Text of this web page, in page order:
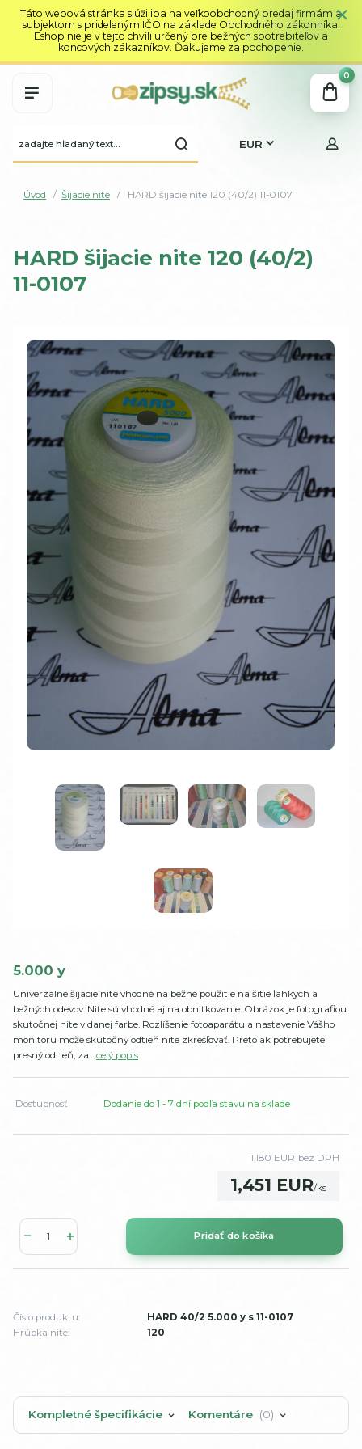
Táto webová stránka slúži iba na veľkoobchodný predaj firmám a
subjektom s prideleným IČO na základe Obchodného zákonníka.
Eshop nie je v tejto chvíli určený pre bežných spotrebiteľov a
koncových zákazníkov. Ďakujeme za pochopenie.
EUR
0
Úvod Šijacie nite HARD šijacie nite 120 (40/2) 11-0107
HARD šijacie nite 120 (40/2)
11-0107
5.000 y
Univerzálne šijacie nite vhodné na bežné použitie na šitie ľahkých a
bežných odevov. Nite sú vhodné aj na obnitkovanie. Obrázok je fotografiou
skutočnej nite v danej farbe. Rozlíšenie fotoaparátu a nastavenie Vášho
monitoru môže skutočný odtieň nite zkresľovať. Preto ak potrebujete
presný odtieň, za... celý popis
Dostupnosť Dodanie do 1 - 7 dní podľa stavu na sklade
1,451 EUR/ks
1,180 EUR bez DPH
Pridať do košíka
Číslo produktu:
HARD 40/2 5.000 y s 11-0107
Hrúbka nite:
120
Kompletné špecifikácie Komentáre 0